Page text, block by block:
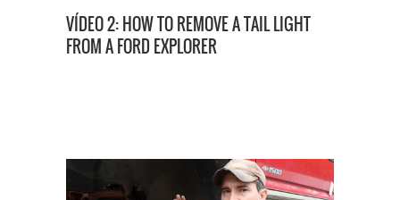
VÍDEO 2: HOW TO REMOVE A TAIL LIGHT
FROM A FORD EXPLORER